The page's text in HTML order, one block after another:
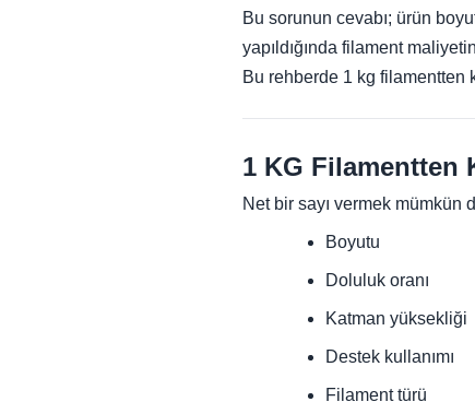
Bu sorunun cevabı; ürün
yapıldığında filament
Bu rehberde 1 kg filamentten
1 KG Filamentten
Net bir sayı vermek mümkün
Boyutu
Doluluk oranı
Katman yüksekliği
Destek kullanımı
Filament türü